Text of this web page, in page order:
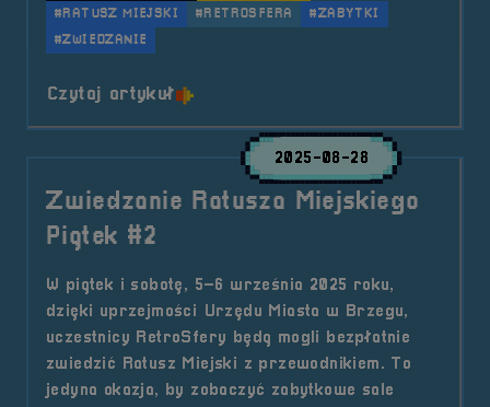
#RATUSZ MIEJSKI
#RETROSFERA
#ZABYTKI
#ZWIEDZANIE
Czytaj artykuło tytule Zwiedzanie Ratusza
2025-08-28
Zwiedzanie Ratusza Miejskiego
Piątek #2
W piątek i sobotę, 5–6 września 2025 roku,
dzięki uprzejmości Urzędu Miasta w Brzegu,
uczestnicy RetroSfery będą mogli bezpłatnie
zwiedzić Ratusz Miejski z przewodnikiem. To
jedyna okazja, by zobaczyć zabytkowe sale